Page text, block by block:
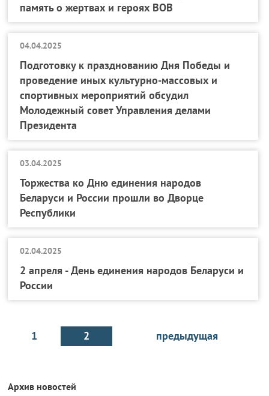
память о жертвах и героях ВОВ
04.04.2025
Подготовку к празднованию Дня Победы и
проведение иных культурно-массовых и
спортивных мероприятий обсудил
Молодежный совет Управления делами
Президента
03.04.2025
Торжества ко Дню единения народов
Беларуси и России прошли во Дворце
Республики
02.04.2025
2 апреля - День единения народов Беларуси и
России
предыдущая
1 2
Архив новостей